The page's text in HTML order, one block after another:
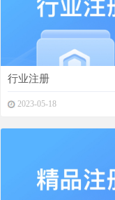
行业注册
2023-05-18